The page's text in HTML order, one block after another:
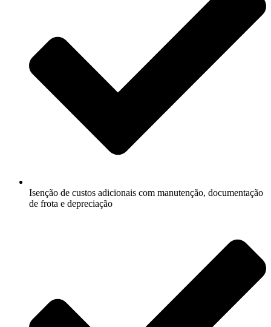
Isenção de custos adicionais com manutenção, documentação
de frota e depreciação